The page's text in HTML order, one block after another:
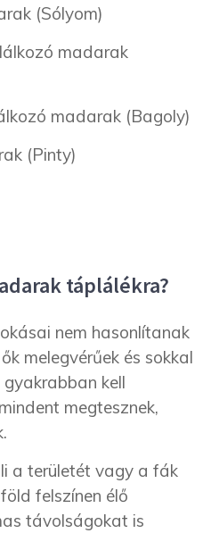
(Sólyom)
madarak
madarak (Bagoly)
(Pinty)
táplálékra?
nem hasonlítanak
melegvérűek és sokkal
gyakrabban kell
megtesznek,
a területét vagy a fák
felszínen élő
távolságokat is